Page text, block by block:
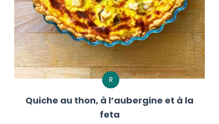
R
Quiche au thon, à l’aubergine et à la
feta